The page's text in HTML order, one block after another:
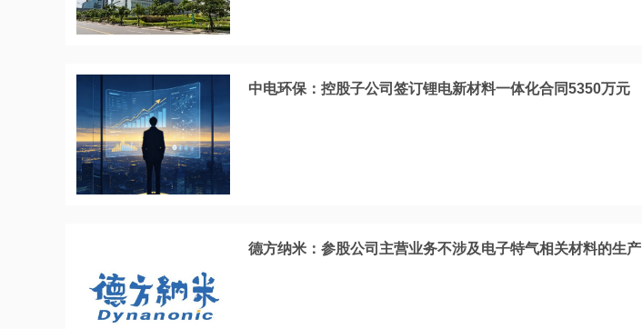
中电环保：控股子公司签订锂电新材料一体化合同5350万元
德方纳米：参股公司主营业务不涉及电子特气相关材料的生产